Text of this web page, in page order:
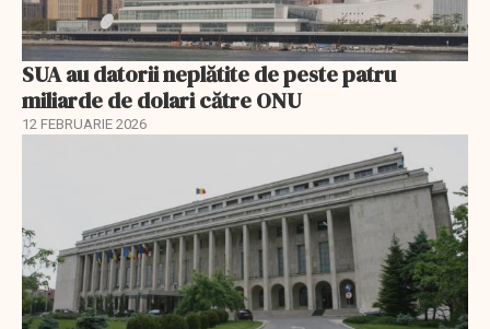
SUA au datorii neplătite de peste patru
miliarde de dolari către ONU
12 FEBRUARIE 2026